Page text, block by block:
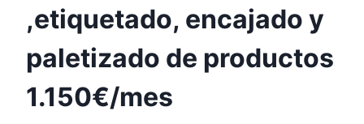
,etiquetado, encajado y
paletizado de productos
1.150€/mes